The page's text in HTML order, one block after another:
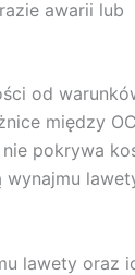
awarii lub
od
między
pokrywa
wynajmu
lawety oraz